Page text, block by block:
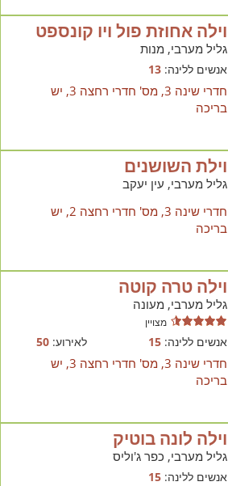
וילה אחוזת פול ויו קונספט
גליל מערבי, מנות
אנשים ללינה:13
חדרי שינה 3, מס' חדרי רחצה 3, יש
בריכה
וילת השושנים
גליל מערבי, עין יעקב
חדרי שינה 3, מס' חדרי רחצה 2, יש
בריכה
וילה טרה קוטה
גליל מערבי, מעונה
מצויין
אנשים ללינה:15 לאירוע:50
חדרי שינה 3, מס' חדרי רחצה 3, יש
בריכה
וילה לונה בוטיק
גליל מערבי, כפר ג'וליס
אנשים ללינה:15